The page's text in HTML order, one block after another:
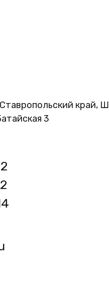
край,
3